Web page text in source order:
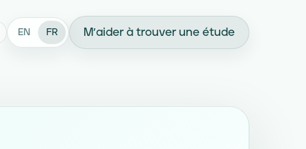
EN FR M’aider à trouver une étude